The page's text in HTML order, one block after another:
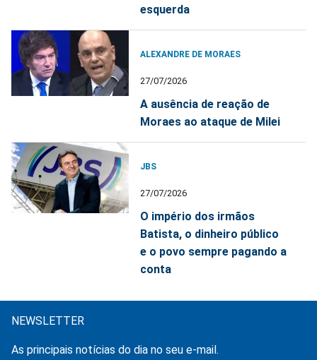
esquerda
ALEXANDRE DE MORAES
27/07/2026
A ausência de reação de
Moraes ao ataque de Milei
JBS
27/07/2026
O império dos irmãos
Batista, o dinheiro público
e o povo sempre pagando a
conta
NEWSLETTER
As principais notícias do dia no seu e-mail.